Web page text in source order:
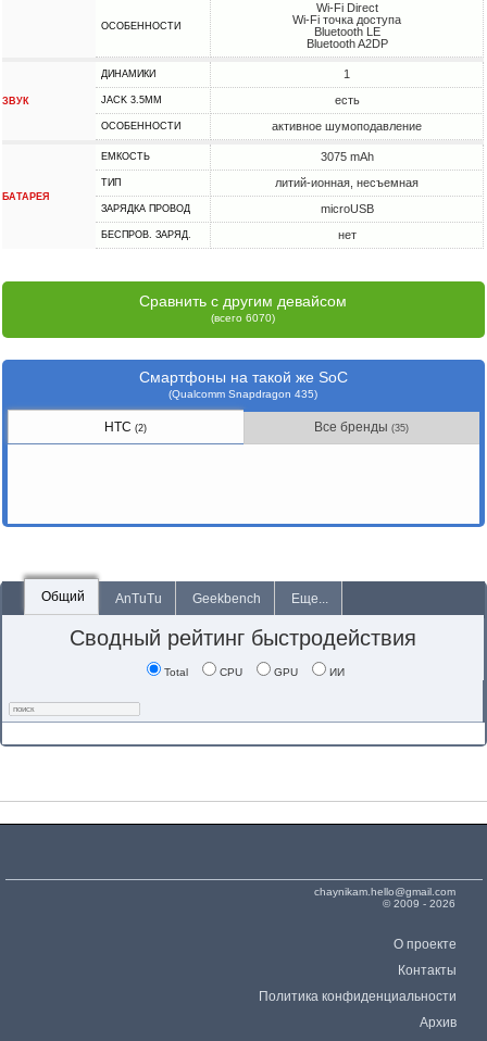
ОСОБЕННОСТИ
Wi-Fi Direct
Wi-Fi точка доступа
Bluetooth LE
Bluetooth A2DP
ЗВУК
ДИНАМИКИ 1
JACK 3.5MM есть
ОСОБЕННОСТИ активное шумоподавление
БАТАРЕЯ
ЕМКОСТЬ 3075 mAh
ТИП литий-ионная, несъемная
ЗАРЯДКА ПРОВОД microUSB
БЕСПРОВ. ЗАРЯД. нет
Сравнить с другим девайсом
(всего 6070)
Смартфоны на такой же SoC
(Qualcomm Snapdragon 435)
HTC(2) Все бренды(35)
Общий AnTuTu Geekbench Еще...
Сводный рейтинг быстродействия
Total CPU GPU ИИ
chaynikam.hello@gmail.com
© 2009 - 2026
О проекте
Контакты
Политика конфиденциальности
Архив